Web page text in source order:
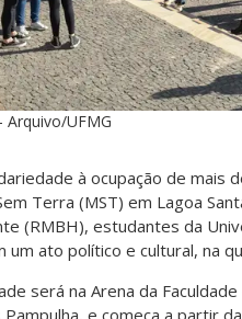
Arquivo/UFMG
à ocupação de mais
Terra (MST) em Lagoa
(RMBH), estudantes da
um ato político e cultural, na
será na Arena da